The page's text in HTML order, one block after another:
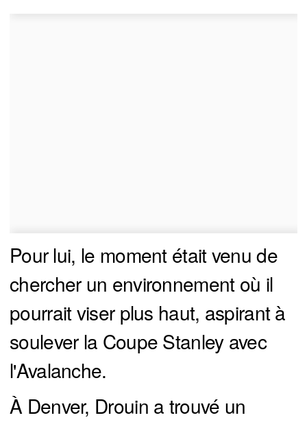
Pour lui, le moment était venu de
chercher un environnement où il
pourrait viser plus haut, aspirant à
soulever la Coupe Stanley avec
l'Avalanche.
À Denver, Drouin a trouvé un